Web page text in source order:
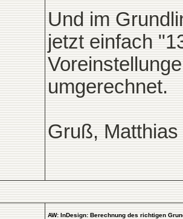
Und im
jetzt einfach
umgerechnet.
Gruß, Matthias
AW: InDesign: Berechnung des richtigen